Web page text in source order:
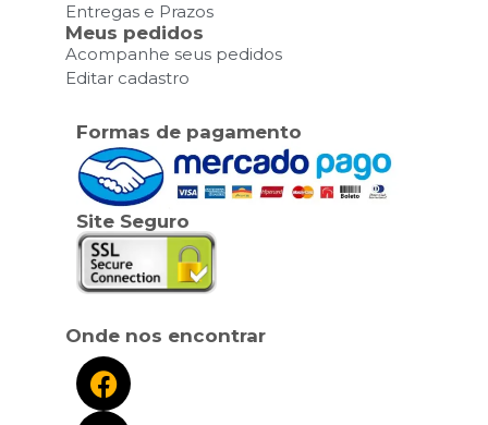
Entregas e Prazos
Meus pedidos
Acompanhe seus pedidos
Editar cadastro
Formas de pagamento
Site Seguro
Onde nos encontrar